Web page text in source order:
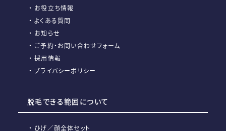
お役立ち情報
よくある質問
お知らせ
ご予約・お問い合わせフォーム
採用情報
プライバシーポリシー
脱毛できる範囲について
ひげ／顔全体セット